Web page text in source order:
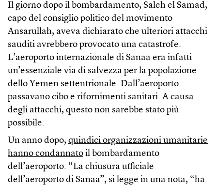
Il giorno dopo il bombardamento, Saleh el Samad,
capo del consiglio politico del movimento
Ansarullah, aveva dichiarato che ulteriori attacchi
sauditi avrebbero provocato una catastrofe.
L’aeroporto internazionale di Sanaa era infatti
un’essenziale via di salvezza per la popolazione
dello Yemen settentrionale. Dall’aeroporto
passavano cibo e rifornimenti sanitari. A causa
degli attacchi, questo non sarebbe stato più
possibile.
Un anno dopo, quindici organizzazioni umanitarie
hanno condannato il bombardamento
dell’aeroporto. “La chiusura ufficiale
dell’aeroporto di Sanaa”, si legge in una nota, “ha